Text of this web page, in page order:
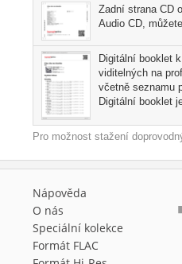
Zadní strana CD
Audio CD,
Digitální booklet
viditelných na
včetně seznamu
Digitální booklet
Pro možnost stažení
Nápověda
O nás
Speciální kolekce
Formát FLAC